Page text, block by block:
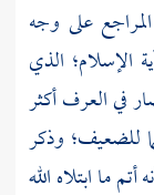
على وجه
الذي
في العرف أكثر
للضعيف؛ وذكر
ما ابتلاه الله